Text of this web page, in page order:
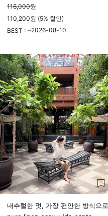
116,000원
110,200원 (5% 할인)
BEST : ~2026-08-10
내추럴한 멋, 가장 편안한 방식으로